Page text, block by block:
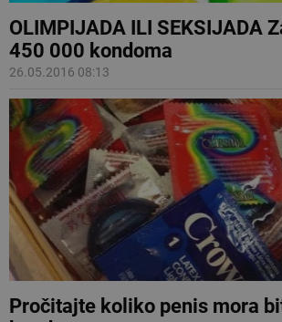
OLIMPIJADA ILI SEKSIJADA
450 000 kondoma
26.05.2016 08:13
Pročitajte koliko penis mora